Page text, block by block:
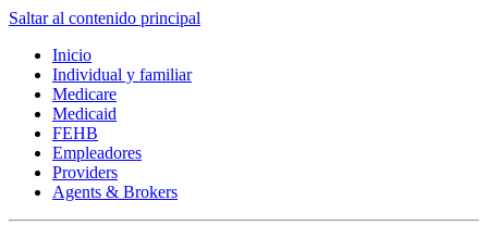
Saltar al contenido principal
Inicio
Individual y familiar
Medicare
Medicaid
FEHB
Empleadores
Providers
Agents & Brokers